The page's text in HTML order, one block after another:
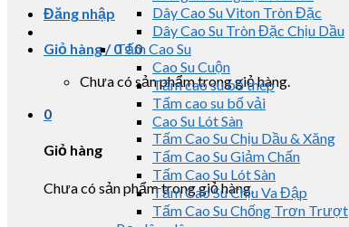
Đăng nhập
Giỏ hàng /0₫0
Chưa có sản phẩm trong giỏ hàng.
0
Giỏ hàng
Chưa có sản phẩm trong giỏ hàng.
Dây Cao Su Viton Tròn Đặc
Dây Cao Su Tròn Đặc Chịu Dầu
Tấm Cao Su
Cao Su Cuộn
Tấm cao su bố thép
Tấm cao su bố vải
Cao Su Lót Sàn
Tấm Cao Su Chịu Dầu & Xăng
Tấm Cao Su Giảm Chấn
Tấm Cao Su Lót Sàn
Tấm Cao Su Chịu Va Đập
Tấm Cao Su Chống Trơn Trượt